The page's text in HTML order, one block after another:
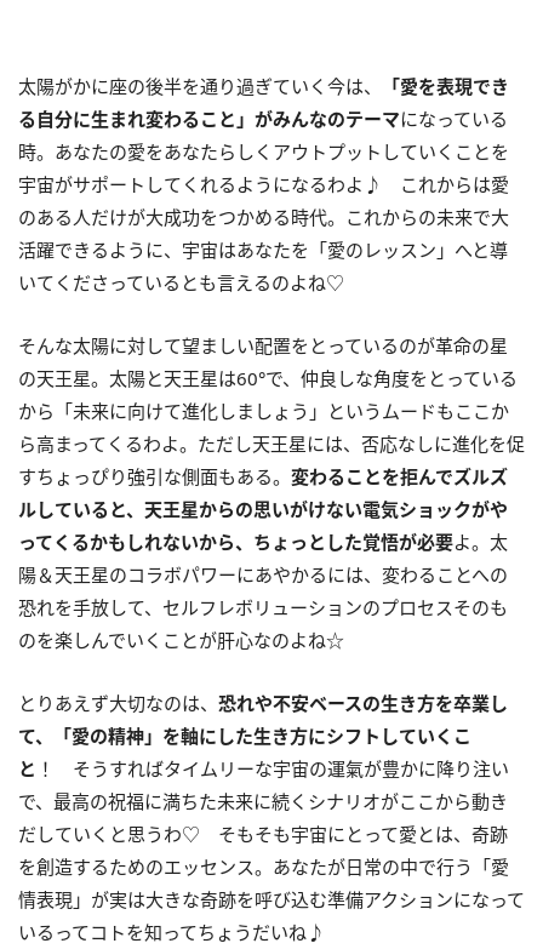
太陽がかに座の後半を通り過ぎていく今は、
「愛を表現でき
る自分に生まれ変わること」がみんなのテーマになっている
時。あなたの愛をあなたらしくアウトプットしていくことを
宇宙がサポートしてくれるようになるわよ♪ これからは愛
のある人だけが大成功をつかめる時代。これからの未来で大
活躍できるように、宇宙はあなたを「愛のレッスン」へと導
いてくださっているとも言えるのよね♡
そんな太陽に対して望ましい配置をとっているのが革命の星
の天王星。太陽と天王星は60°で、仲良しな角度をとっている
から「未来に向けて進化しましょう」というムードもここか
ら高まってくるわよ。ただし天王星には、否応なしに進化を促
すちょっぴり強引な側面もある。 変わることを拒んでズルズ
ルしていると、天王星からの思いがけない電気ショックがや
ってくるかもしれないから、ちょっとした覚悟が必要よ。太
陽＆天王星のコラボパワーにあやかるには、変わることへの
恐れを手放して、セルフレボリューションのプロセスそのも
のを楽しんでいくことが肝心なのよね☆
とりあえず大切なのは、 恐れや不安ベースの生き方を卒業し
て、「愛の精神」を軸にした生き方にシフトしていくこ
と ！ そうすればタイムリーな宇宙の運氣が豊かに降り注い
で、最高の祝福に満ちた未来に続くシナリオがここから動き
だしていくと思うわ♡ そもそも宇宙にとって愛とは、奇跡
を創造するためのエッセンス。あなたが日常の中で行う「愛
情表現」が実は大きな奇跡を呼び込む準備アクションになって
いるってコトを知ってちょうだいね♪